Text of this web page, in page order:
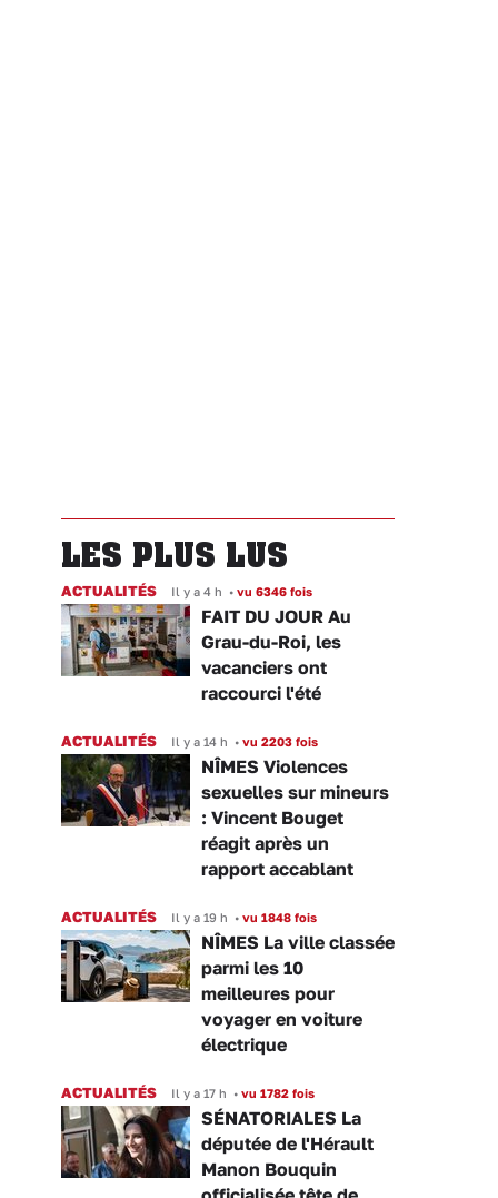
LES PLUS LUS
ACTUALITÉS Il y a 4 h • vu 6346 fois
FAIT DU JOUR Au
Grau-du-Roi, les
vacanciers ont
raccourci l'été
ACTUALITÉS Il y a 14 h • vu 2203 fois
NÎMES Violences
sexuelles sur mineurs
: Vincent Bouget
réagit après un
rapport accablant
ACTUALITÉS Il y a 19 h • vu 1848 fois
NÎMES La ville classée
parmi les 10
meilleures pour
voyager en voiture
électrique
ACTUALITÉS Il y a 17 h • vu 1782 fois
SÉNATORIALES La
députée de l'Hérault
Manon Bouquin